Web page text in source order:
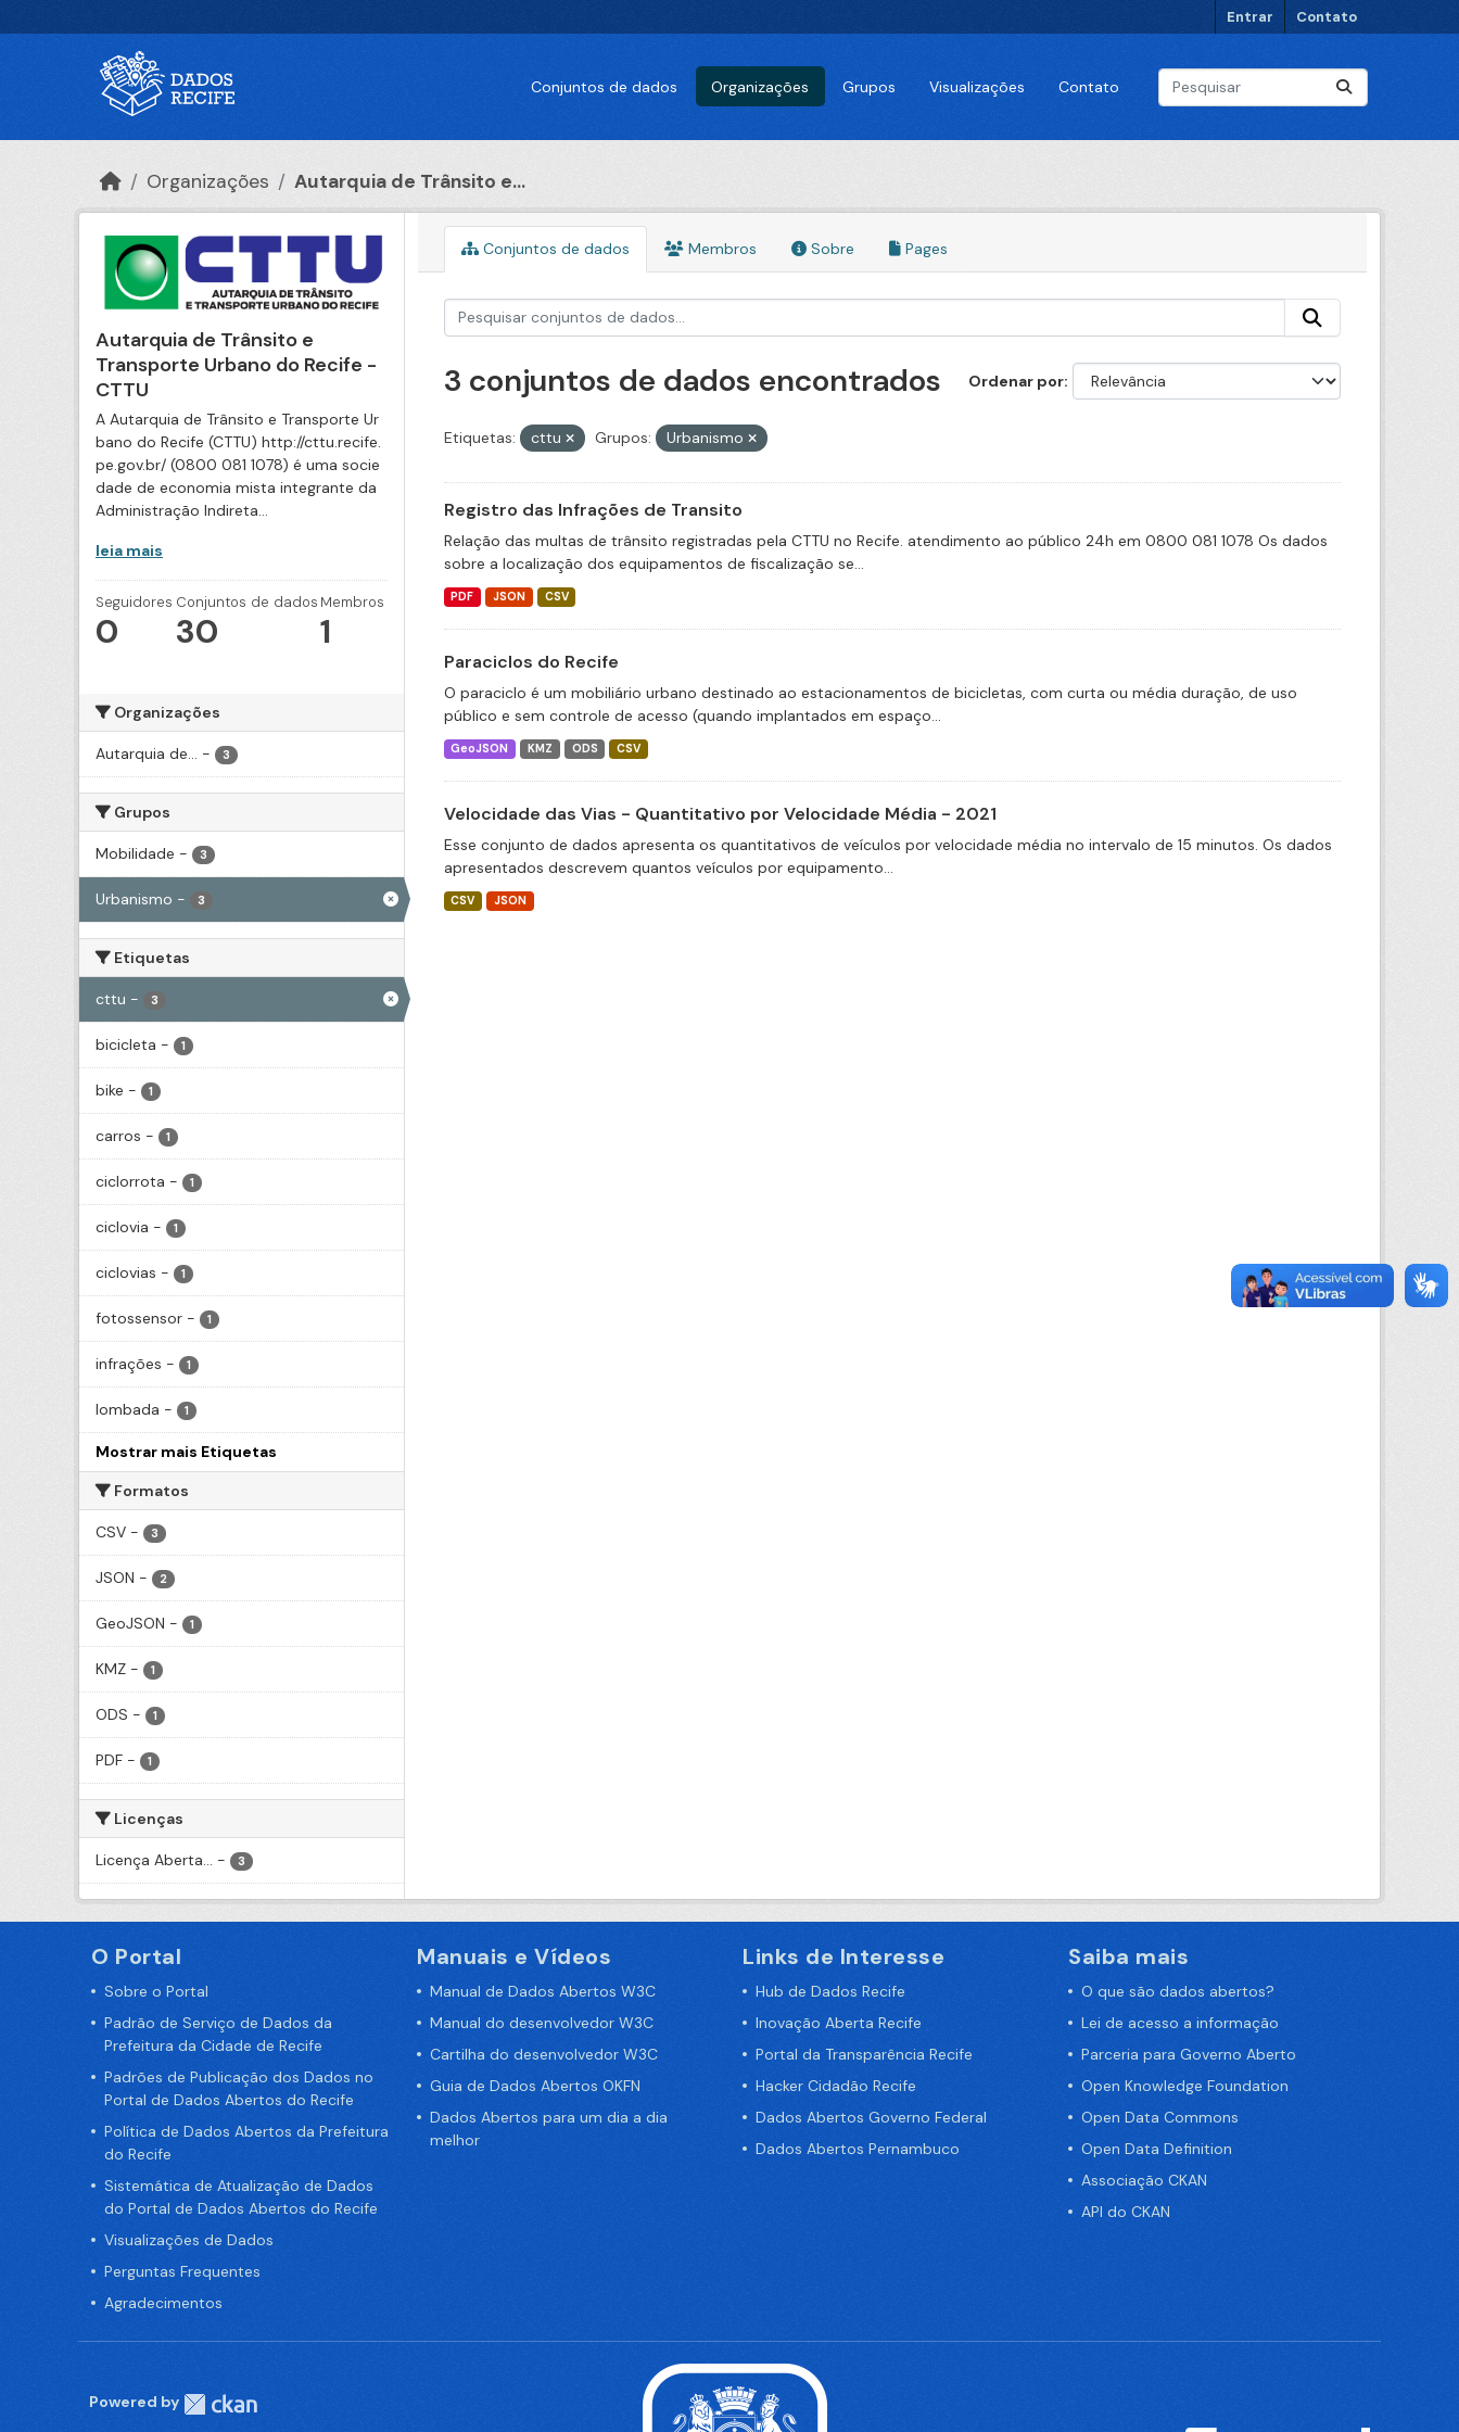
Entrar Contato
Conjuntos de dados Organizações Grupos Visualizações Contato
Organizações Autarquia de Trânsito e...
Autarquia de Trânsito e
Transporte Urbano do Recife -
CTTU
A Autarquia de Trânsito e Transporte Ur
bano do Recife (CTTU) http://cttu.recife.
pe.gov.br/ (0800 081 1078) é uma socie
dade de economia mista integrante da
Administração Indireta...
leia mais
Seguidores
0
Conjuntos de dados
30
Membros
1
Organizações
Autarquia de... - 3
Grupos
Mobilidade - 3
Urbanismo - 3
Etiquetas
cttu - 3
bicicleta - 1
bike - 1
carros - 1
ciclorrota - 1
ciclovia - 1
ciclovias - 1
fotossensor - 1
infrações - 1
lombada - 1
Mostrar mais Etiquetas
Formatos
CSV - 3
JSON - 2
GeoJSON - 1
KMZ - 1
ODS - 1
PDF - 1
Licenças
Licença Aberta... - 3
Conjuntos de dados Membros Sobre Pages
Ordenar por
3 conjuntos de dados encontrados
Etiquetas: cttu Grupos: Urbanismo
Registro das Infrações de Transito
Relação das multas de trânsito registradas pela CTTU no Recife. atendimento ao público 24h em 0800 081 1078 Os dados
sobre a localização dos equipamentos de fiscalização se...
PDF JSON CSV
Paraciclos do Recife
O paraciclo é um mobiliário urbano destinado ao estacionamentos de bicicletas, com curta ou média duração, de uso
público e sem controle de acesso (quando implantados em espaço...
GeoJSON KMZ ODS CSV
Velocidade das Vias - Quantitativo por Velocidade Média - 2021
Esse conjunto de dados apresenta os quantitativos de veículos por velocidade média no intervalo de 15 minutos. Os dados
apresentados descrevem quantos veículos por equipamento...
CSV JSON
O Portal
Sobre o Portal
Padrão de Serviço de Dados da
Prefeitura da Cidade de Recife
Padrões de Publicação dos Dados no
Portal de Dados Abertos do Recife
Política de Dados Abertos da Prefeitura
do Recife
Sistemática de Atualização de Dados
do Portal de Dados Abertos do Recife
Visualizações de Dados
Perguntas Frequentes
Agradecimentos
Manuais e Vídeos
Manual de Dados Abertos W3C
Manual do desenvolvedor W3C
Cartilha do desenvolvedor W3C
Guia de Dados Abertos OKFN
Dados Abertos para um dia a dia
melhor
Links de Interesse
Hub de Dados Recife
Inovação Aberta Recife
Portal da Transparência Recife
Hacker Cidadão Recife
Dados Abertos Governo Federal
Dados Abertos Pernambuco
Saiba mais
O que são dados abertos?
Lei de acesso a informação
Parceria para Governo Aberto
Open Knowledge Foundation
Open Data Commons
Open Data Definition
Associação CKAN
API do CKAN
Powered by